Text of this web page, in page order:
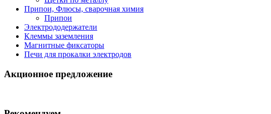
Припои, Флюсы, сварочная химия
Припои
Электрододержатели
Клеммы заземления
Магнитные фиксаторы
Печи для прокалки электродов
Акционное предложение